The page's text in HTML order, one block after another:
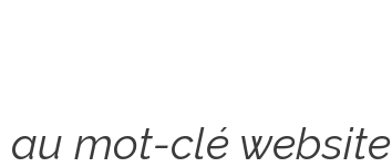
mot-clé website